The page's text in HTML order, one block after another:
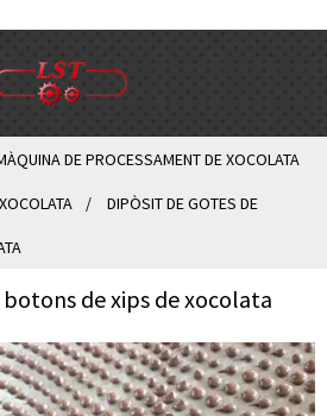
DE PROCESSAMENT DE XOCOLATA
DIPÒSIT DE GOTES DE
de xips de xocolata